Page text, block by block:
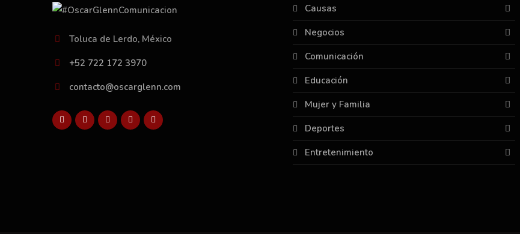
Toluca de Lerdo, México
+52 722 172 3970
contacto@oscarglenn.com
Causas
Negocios
Comunicación
Educación
Mujer y Familia
Deportes
Entretenimiento